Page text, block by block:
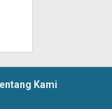
Kami